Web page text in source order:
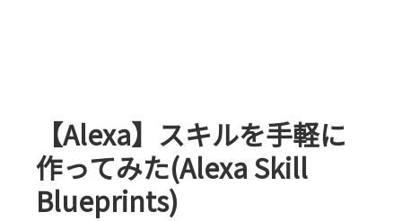
【Alexa】スキルを手軽に
作ってみた(Alexa Skill
Blueprints)